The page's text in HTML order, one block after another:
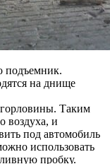
подъемник.
на днище
Таким
воздуха, и
под автомобиль
использовать
пробку.